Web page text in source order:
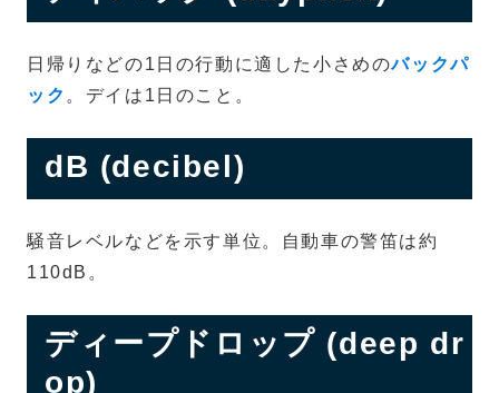
日帰りなどの1日の行動に適した小さめのバックパ
ック 。デイは1日のこと。
dB (decibel)
騒音レベルなどを示す単位。自動車の警笛は約
110dB。
ディープドロップ (deep dr
op)